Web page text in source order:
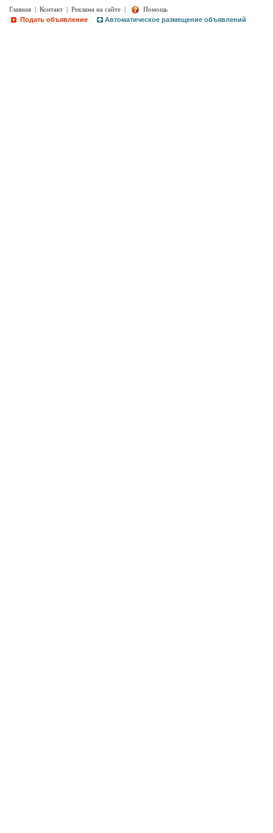
Главная | Контакт | Реклама на сайте |
Помощь
Подать объявление
Автоматическое размещение объявлений